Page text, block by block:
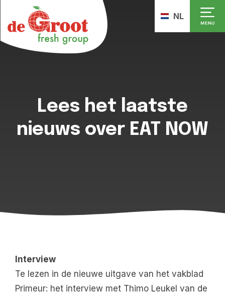
NL
Lees het laatste
nieuws over EAT NOW
Interview
Te lezen in de nieuwe uitgave van het vakblad
Primeur: het interview met Thimo Leukel van de